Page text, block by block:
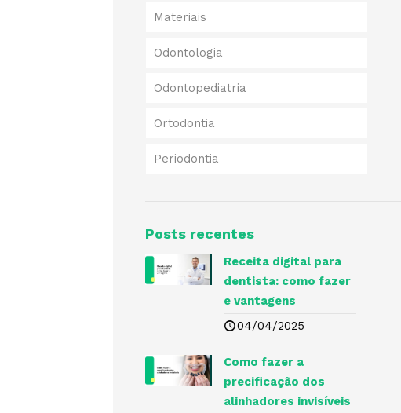
Materiais
Odontologia
Odontopediatria
Ortodontia
Periodontia
Posts recentes
Receita digital para
dentista​: como fazer
e vantagens
04/04/2025
Como fazer a
precificação dos
alinhadores invisíveis